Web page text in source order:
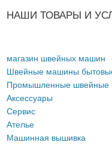
НАШИ ТОВАРЫ И
магазин швейных машин
Швейные машины
Промышленные швейные
Аксессуары
Сервис
Ателье
Машинная вышивка